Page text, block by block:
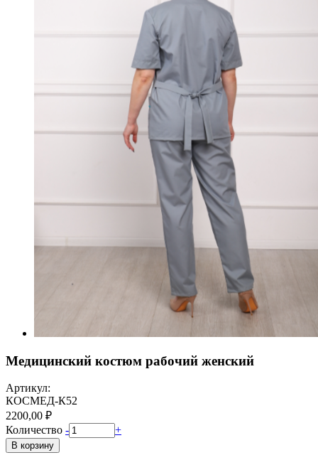
Медицинский костюм рабочий женский
Артикул:
КОСМЕД-К52
2200,00 ₽
Количество - +
В корзину